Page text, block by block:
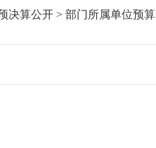
决算公开 > 部门所属单位预算